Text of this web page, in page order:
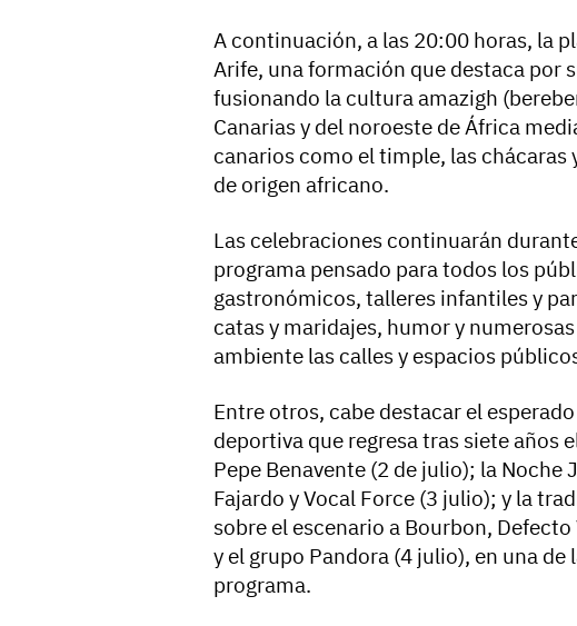
A continuación, a las 20:00 horas, la
Arife, una formación que destaca por
fusionando la cultura amazigh
Canarias y del noroeste de África
canarios como el timple, las
de origen africano.
Las celebraciones continuarán
programa pensado para todos los
gastronómicos, talleres infantiles y
catas y maridajes, humor y
ambiente las calles y espacios
Entre otros, cabe destacar el
deportiva que regresa tras siete años
Pepe Benavente (2 de julio); la Noche
Fajardo y Vocal Force (3 julio); y la
sobre el escenario a Bourbon,
y el grupo Pandora (4 julio), en una
programa.